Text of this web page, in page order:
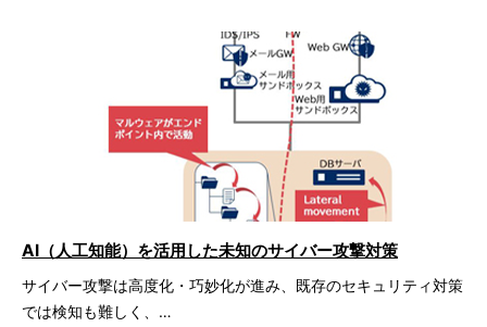
サイバー攻撃は高度化・巧妙化が進み、既存のセキュリティ対策
では検知も難しく、…
AI（人工知能）を活用した未知のサイバー攻撃対策